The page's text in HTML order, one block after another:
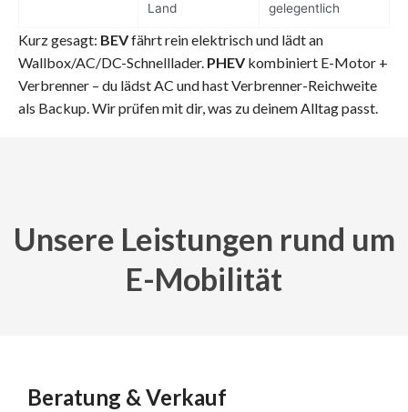
Land
gelegentlich
Kurz gesagt: BEVfährt rein elektrisch und lädt an
Wallbox/AC/DC-Schnelllader. PHEVkombiniert E-Motor +
Verbrenner – du lädst AC und hast Verbrenner-Reichweite
als Backup. Wir prüfen mit dir, was zu deinem Alltag passt.
Unsere Leistungen rund um
E-Mobilität
Beratung & Verkauf